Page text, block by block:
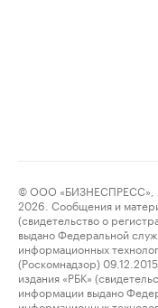
© ООО «БИЗНЕСПРЕСС»,
2026. Сообщения и
(свидетельство о
выдано Федеральной
информационных
(Роскомнадзор)
издания «РБК»
информации выдано